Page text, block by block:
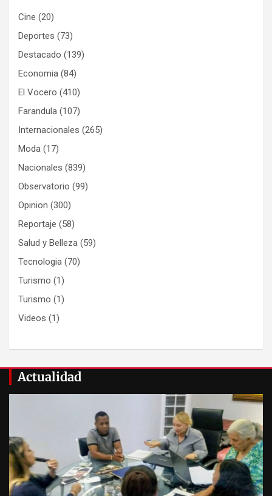
Cine (20)
Deportes (73)
Destacado (139)
Economia (84)
El Vocero (410)
Farandula (107)
Internacionales (265)
Moda (17)
Nacionales (839)
Observatorio (99)
Opinion (300)
Reportaje (58)
Salud y Belleza (59)
Tecnologia (70)
Turismo (1)
Turismo (1)
Videos (1)
Actualidad